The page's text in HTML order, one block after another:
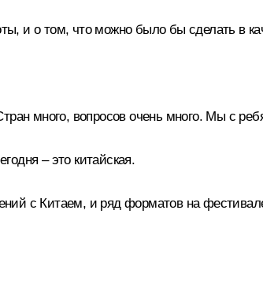
и о том, что можно было бы сделать в
много, вопросов очень много. Мы с
– это китайская.
с Китаем, и ряд форматов на